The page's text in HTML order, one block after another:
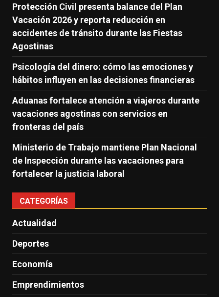
Protección Civil presenta balance del Plan
Vacación 2026 y reporta reducción en
accidentes de tránsito durante las Fiestas
Agostinas
Psicología del dinero: cómo las emociones y
hábitos influyen en las decisiones financieras
Aduanas fortalece atención a viajeros durante
vacaciones agostinas con servicios en
fronteras del país
Ministerio de Trabajo mantiene Plan Nacional
de Inspección durante las vacaciones para
fortalecer la justicia laboral
CATEGORÍAS
Actualidad
Deportes
Economía
Emprendimientos